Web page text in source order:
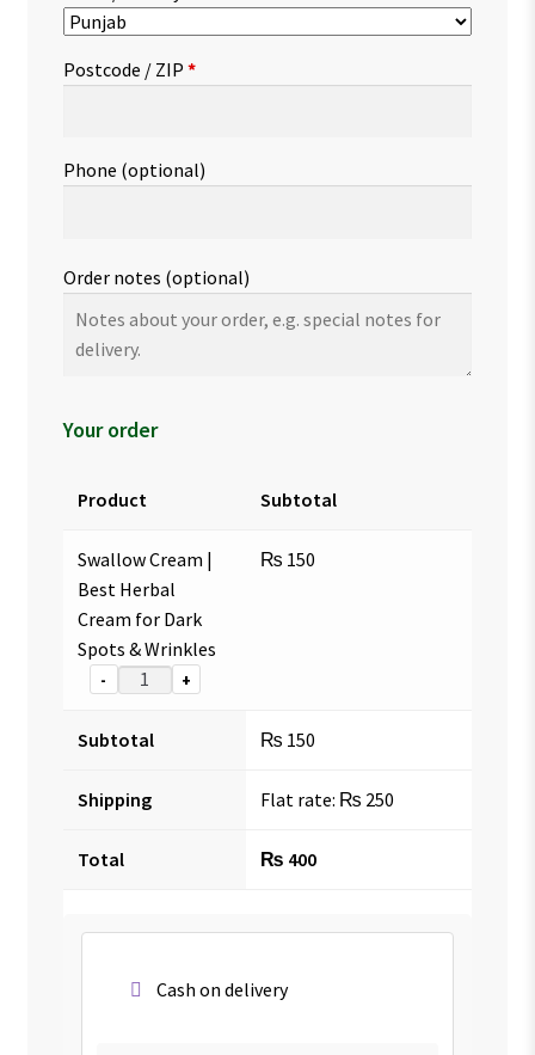
Postcode / ZIP *
Phone (optional)
Order notes (optional)
Your order
Product Subtotal
Swallow Cream |
Best Herbal
Cream for Dark
Spots & Wrinkles
- +
₨ 150
Subtotal ₨ 150
Shipping Flat rate: ₨ 250
Total ₨ 400
Cash on delivery